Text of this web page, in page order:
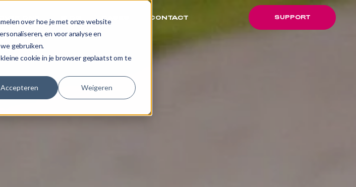
over hoe je met onze website
en voor analyse en
gebruiken.
cookie in je browser geplaatst om te
Accepteren Weigeren
CONTACT SUPPORT
SUPPORT